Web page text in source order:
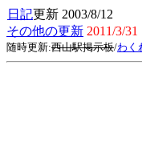
日記更新 2003/8/12
その他の更新 2011/3/31
随時更新:西山駅掲示板/わく